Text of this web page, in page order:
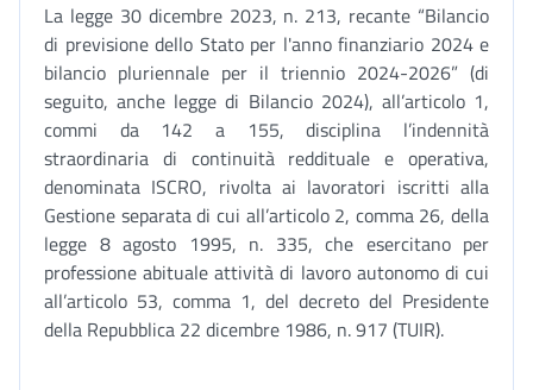
La legge 30 dicembre 2023, n. 213, recante “Bilancio
di previsione dello Stato per l'anno finanziario 2024 e
bilancio pluriennale per il triennio 2024-2026” (di
seguito, anche legge di Bilancio 2024), all’articolo 1,
commi da 142 a 155, disciplina l’indennità
straordinaria di continuità reddituale e operativa,
denominata ISCRO, rivolta ai lavoratori iscritti alla
Gestione separata di cui all’articolo 2, comma 26, della
legge 8 agosto 1995, n. 335, che esercitano per
professione abituale attività di lavoro autonomo di cui
all’articolo 53, comma 1, del decreto del Presidente
della Repubblica 22 dicembre 1986, n. 917 (TUIR).